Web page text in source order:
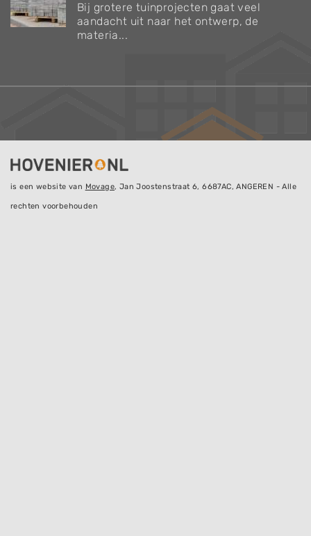
Bij grotere tuinprojecten gaat veel
aandacht uit naar het ontwerp, de
materia...
is een website van Movage, Jan Joostenstraat 6, 6687AC, ANGEREN - Alle
rechten voorbehouden